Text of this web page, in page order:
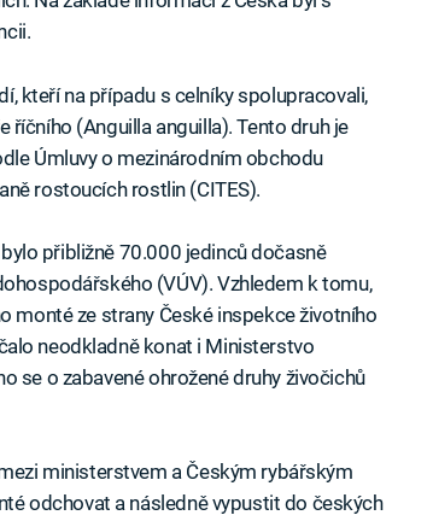
kteří na případu s celníky spolupracovali,
říčního (Anguilla anguilla). Tento druh je
Úmluvy o mezinárodním obchodu
rostoucích rostlin (CITES).
přibližně 70.000 jedinců dočasně
(VÚV). Vzhledem k tomu,
monté ze strany České inspekce životního
neodkladně konat i Ministerstvo
se o zabavené ohrožené druhy živočichů
ministerstvem a Českým rybářským
odchovat a následně vypustit do českých